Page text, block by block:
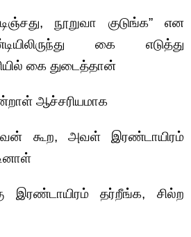
நூறுவா குடுங்க” என
கை எடுத்து
கை துடைத்தான்
ஆச்சரியமாக
கூற, அவள் இரண்டாயிரம்
இரண்டாயிரம் தர்றீங்க, சில்ற